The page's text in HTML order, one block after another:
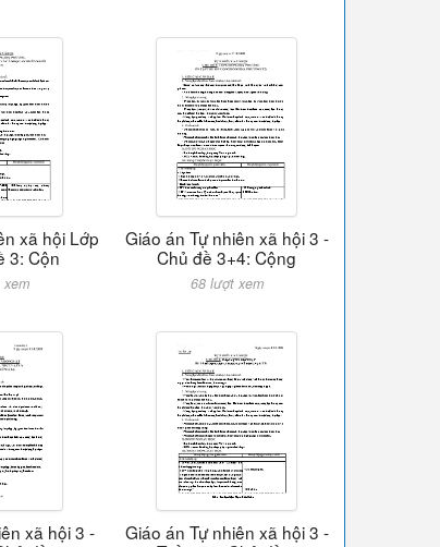
xã hội Lớp
3: Cộn
Giáo án Tự nhiên xã hội 3 -
Chủ đề 3+4: Cộng
68 lượt xem
xã hội 3 -
Giáo án Tự nhiên xã hội 3 -